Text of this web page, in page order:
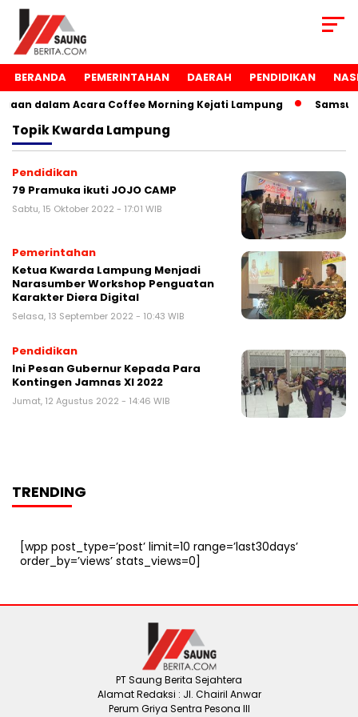
BERANDA PEMERINTAHAN DAERAH PENDIDIKAN
dalam Acara Coffee Morning Kejati Lampung
TopikKwarda Lampung
Pendidikan
79 Pramuka ikuti JOJO CAMP
Sabtu, 15 Oktober 2022 - 17:01 WIB
Pemerintahan
Ketua Kwarda Lampung Menjadi
Narasumber Workshop Penguatan
Karakter Diera Digital
Selasa, 13 September 2022 - 10:43 WIB
Pendidikan
Ini Pesan Gubernur Kepada Para
Kontingen Jamnas XI 2022
Jumat, 12 Agustus 2022 - 14:46 WIB
TRENDING
[wpp post_type=’post’ limit=10 range=’last30days’
order_by=’views’ stats_views=0]
PT Saung Berita Sejahtera
Alamat Redaksi : Jl. Chairil Anwar
Perum Griya Sentra Pesona III